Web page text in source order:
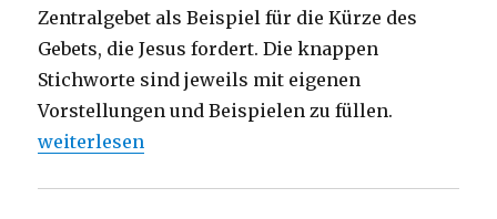
Zentralgebet als Beispiel für die Kürze des
Gebets, die Jesus fordert. Die knappen
Stichworte sind jeweils mit eigenen
Vorstellungen und Beispielen zu füllen.
„Predigt über Matthäus 6, 5 – 15, Das Vater Unser,
weiterlesen